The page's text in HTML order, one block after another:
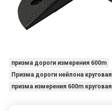
призма дороги измерения 600m
Призма дороги нейлона круговая
призма измерения 600m круговая